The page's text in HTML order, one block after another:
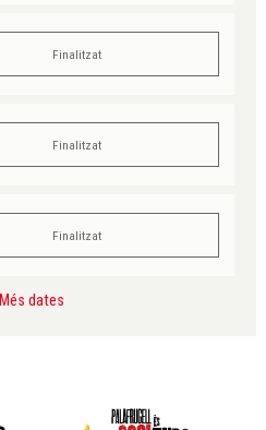
Finalitzat
Finalitzat
Finalitzat
Més dates